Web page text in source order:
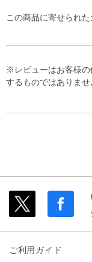
この商品に寄せられ
※レビューはお客様の
するものではありませ
ご利用ガイド